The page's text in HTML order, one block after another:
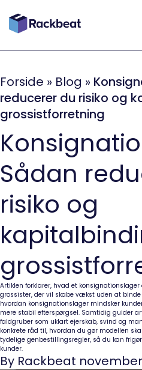
Forside » Blog »
reducerer du risiko og
grossistforretning
Sådan
risiko og
Artiklen forklarer, hvad et konsignationslager
grossister, der vil skabe vækst uden at
hvordan konsignationslager mindsker
mere stabil efterspørgsel. Samtidig guider
faldgruber som uklart ejerskab, svind og
konkrete råd til, hvordan du gør modellen
tydelige genbestillingsregler, så du kan
kunder.
By Rackbeat november